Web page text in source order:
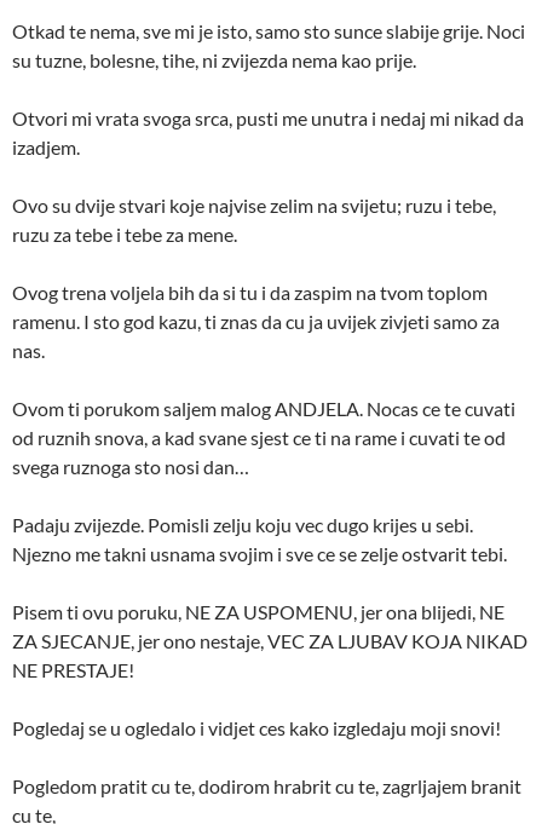
Otkad te nema, sve mi je isto, samo sto sunce slabije grije. Noci
su tuzne, bolesne, tihe, ni zvijezda nema kao prije.
Otvori mi vrata svoga srca, pusti me unutra i nedaj mi nikad da
izadjem.
Ovo su dvije stvari koje najvise zelim na svijetu; ruzu i tebe,
ruzu za tebe i tebe za mene.
Ovog trena voljela bih da si tu i da zaspim na tvom toplom
ramenu. I sto god kazu, ti znas da cu ja uvijek zivjeti samo za
nas.
Ovom ti porukom saljem malog ANDJELA. Nocas ce te cuvati
od ruznih snova, a kad svane sjest ce ti na rame i cuvati te od
svega ruznoga sto nosi dan…
Padaju zvijezde. Pomisli zelju koju vec dugo krijes u sebi.
Njezno me takni usnama svojim i sve ce se zelje ostvarit tebi.
Pisem ti ovu poruku, NE ZA USPOMENU, jer ona blijedi, NE
ZA SJECANJE, jer ono nestaje, VEC ZA LJUBAV KOJA NIKAD
NE PRESTAJE!
Pogledaj se u ogledalo i vidjet ces kako izgledaju moji snovi!
Pogledom pratit cu te, dodirom hrabrit cu te, zagrljajem branit
cu te,